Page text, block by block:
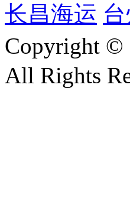
长昌海运
Copyright ©
All Rights